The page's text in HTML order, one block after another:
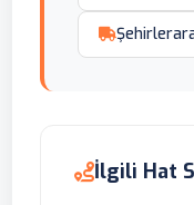
İlgili Hat